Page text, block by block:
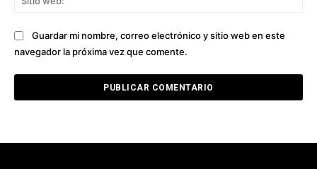
Guardar mi nombre, correo electrónico y sitio web en este
navegador la próxima vez que comente.